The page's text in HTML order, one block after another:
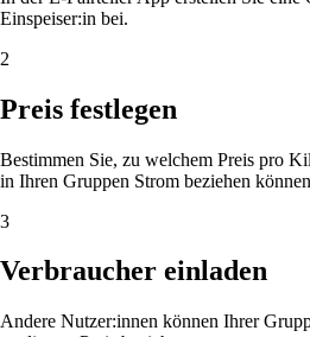
Einspeiser:in bei.
2
Preis festlegen
Bestimmen Sie, zu welchem Preis pro
in Ihren Gruppen Strom beziehen
3
Verbraucher einladen
Andere Nutzer:innen können Ihrer